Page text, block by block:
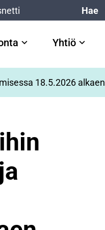
Hae
Yhtiö
18.5.2026 alkaen